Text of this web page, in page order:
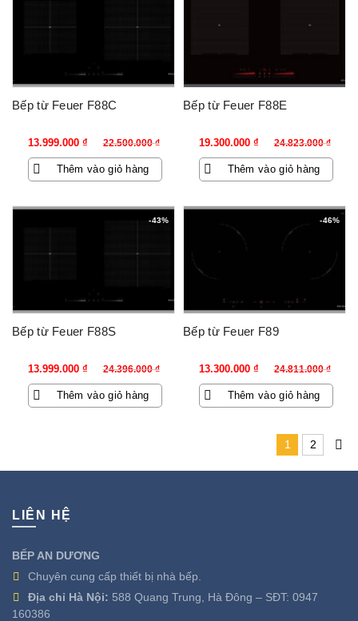
Bếp từ Feuer F88C
22.500.000₫
Giá
gốc
là:
13.999.000 ₫
Giá
hiện
tại
Thêm vào giỏ hàng
Bếp từ Feuer F88E
24.823.000₫
Giá
gốc
là:
19.300.000 ₫
Giá
hiện
tại
Thêm vào giỏ hàng
-43%
Bếp từ Feuer F88S
24.396.000₫
Giá
gốc
là:
13.999.000 ₫
Giá
hiện
tại
Thêm vào giỏ hàng
-46%
Bếp từ Feuer F89
24.811.000₫
Giá
gốc
là:
13.300.000 ₫
Giá
hiện
tại
Thêm vào giỏ hàng
1 2
LIÊN HỆ
BẾP AN DƯƠNG
Chuyên cung cấp thiết bị nhà bếp.
Địa chỉ Hà Nội: 588 Quang Trung, Hà Đông – SĐT: 0947
160386